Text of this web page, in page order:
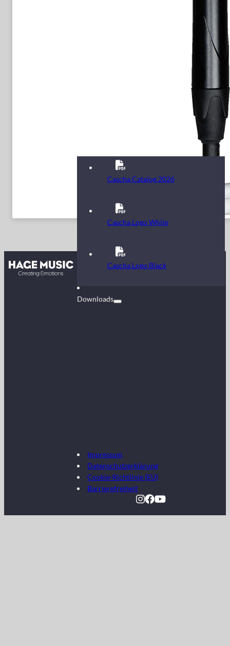
Kontakt
Downloads
Cascha Catalog 2026
Cascha Logo White
Cascha Logo Black
Impressum
Datenschutzerklärung
Cookie-Richtlinie (EU)
Barrierefreiheit